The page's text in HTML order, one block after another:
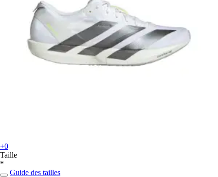
+0
Taille
*
Guide des tailles